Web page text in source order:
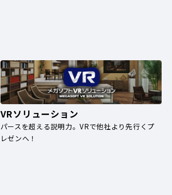
VRソリューション
パースを超える説明力。VRで他社より先行くプ
レゼンへ！